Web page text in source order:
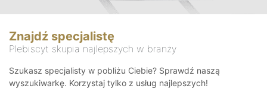
Znajdź specjalistę
Plebiscyt skupia najlepszych w branży
Szukasz specjalisty w pobliżu Ciebie? Sprawdź naszą
wyszukiwarkę. Korzystaj tylko z usług najlepszych!